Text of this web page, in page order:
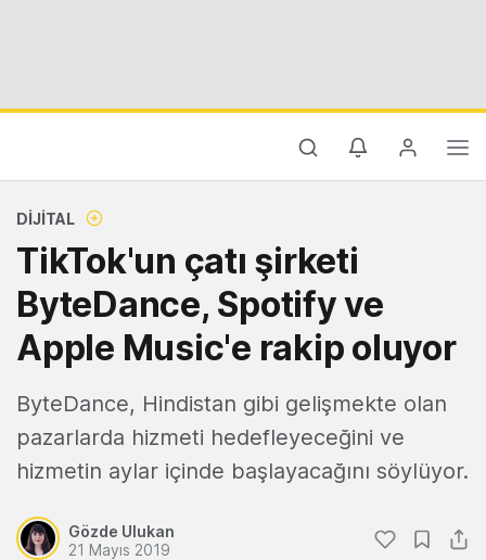
DIJITAL
TikTok'un çatı şirketi
ByteDance, Spotify ve
Apple Music'e rakip oluyor
ByteDance, Hindistan gibi gelişmekte olan
pazarlarda hizmeti hedefleyeceğini ve
hizmetin aylar içinde başlayacağını söylüyor.
Gözde Ulukan
21 Mayıs 2019